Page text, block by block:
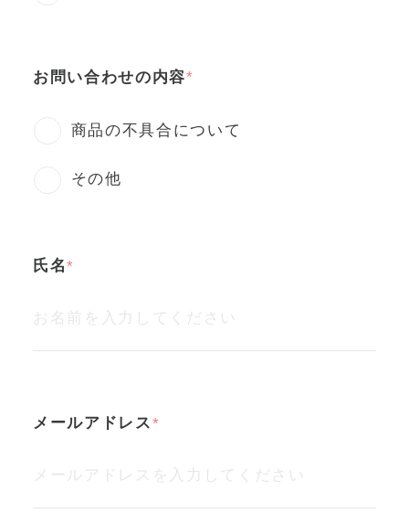
お問い合わせの内容
商品の不具合について
その他
氏名
メールアドレス